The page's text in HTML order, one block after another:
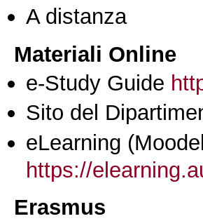
A distanza
Materiali Online
e-Study Guide
Sito del
eLearning
https://
Erasmus